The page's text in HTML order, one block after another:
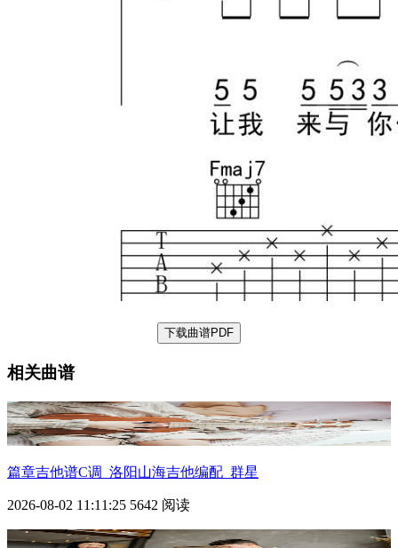
下载曲谱PDF
相关曲谱
篇章吉他谱C调_洛阳山海吉他编配_群星
2026-08-02 11:11:25 5642 阅读